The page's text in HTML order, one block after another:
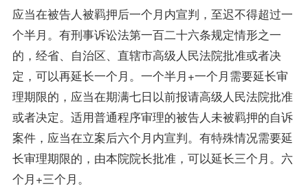
应当在被告人被羁押后一个月内宣判，至迟不得超过一
个半月。有刑事诉讼法第一百二十六条规定情形之一
的，经省、自治区、直辖市高级人民法院批准或者决
定，可以再延长一个月。一个半月+一个月需要延长审
理期限的，应当在期满七日以前报请高级人民法院批准
或者决定。适用普通程序审理的被告人未被羁押的自诉
案件，应当在立案后六个月内宣判。有特殊情况需要延
长审理期限的，由本院院长批准，可以延长三个月。六
个月+三个月。